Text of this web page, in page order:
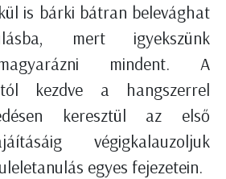
is bárki bátran belevághat
mert igyekszünk
mindent. A
kezdve a hangszerrel
keresztül az első
végigkalauzoljuk
egyes fejezetein.